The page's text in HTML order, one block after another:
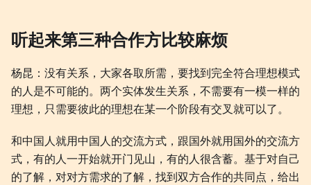
听起来第三种合作方比较麻烦
杨昆：没有关系，大家各取所需，要找到完全符合理想模式
的人是不可能的。两个实体发生关系，不需要有一模一样的
理想，只需要彼此的理想在某一个阶段有交叉就可以了。
和中国人就用中国人的交流方式，跟国外就用国外的交流方
式，有的人一开始就开门见山，有的人很含蓄。基于对自己
的了解，对对方需求的了解，找到双方合作的共同点，给出